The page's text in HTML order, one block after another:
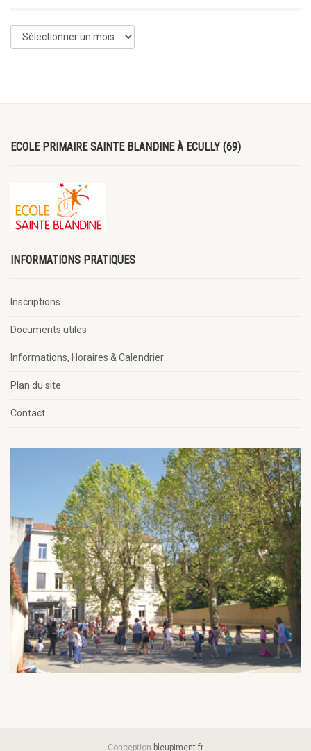
ECOLE PRIMAIRE SAINTE BLANDINE À ECULLY (69)
INFORMATIONS PRATIQUES
Inscriptions
Documents utiles
Informations, Horaires & Calendrier
Plan du site
Contact
Conception bleupiment.fr